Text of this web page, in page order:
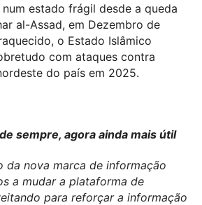
estado frágil desde a queda
al-Assad, em Dezembro de
o Estado Islâmico
com ataques contra
do país em 2025.
sempre, agora ainda mais útil
da nova marca de informação
a mudar a plataforma de
para reforçar a informação